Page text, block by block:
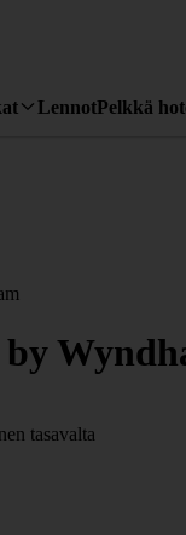
LennotPelkkä
tasavalta